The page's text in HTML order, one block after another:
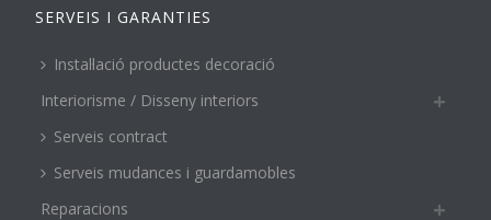
SERVEIS I GARANTIES
Instal·lació productes decoració
Interiorisme / Disseny interiors
Serveis contract
Serveis mudances i guardamobles
Reparacions